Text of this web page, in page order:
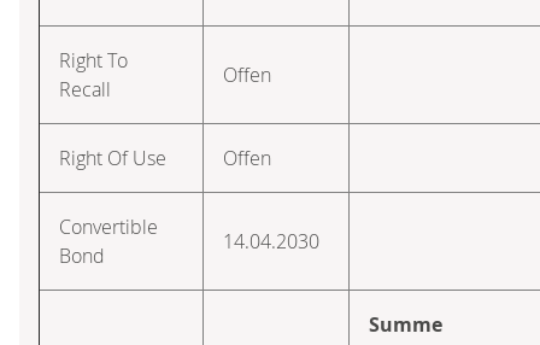
Right To
Recall
Offen
Right Of Use Offen
Convertible
Bond
14.04.2030
Summe